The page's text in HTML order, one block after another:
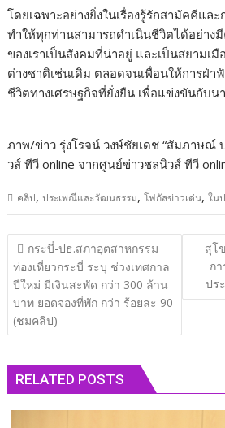
โดยเฉพาะอย่างยิ่งในเรื่องรู้รักสามัคคีแล
ทำให้ทุกท่านสามารถดำเนินชีวิตได้อย่าง
ของเราเป็นสังคมที่น่าอยู่ และเป็นสยามเ
ต่างชาติเช่นเดิม ตลอดจนเพื่อนให้การฝ่า
ชีวิตทางเศรษฐกิจที่ยั่งยืน เพื่อแข่งขันกับน
ภาพ/ข่าว รุ่งโรจน์ วงษ์ชัยเดช “สัมภาษณ์
วส์ ทีวี online จากศูนย์ข่าวชลนิวส์ ทีวี
คลิป,ประเพณีและวัฒนธรรม,โฟกัสข่าวเด่น,ใน
แนะแนว
เรื่อง
กระบี่-ปธ.สภาอุตสาหกรรม
ท่องเที่ยวกระบี่ ระบุ ช่วงเทศกาล
ปีใหม่ มีเงินสะพัด กว่า 300 ล้าน
บาท ยอดจองที่พัก กว่า ร้อยละ 90
(ชมคลิป)
สุโ
ก
ปร
RELATED POSTS